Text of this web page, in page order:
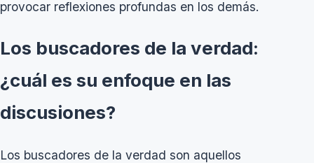
provocar reflexiones profundas en los demás.
Los buscadores de la verdad:
¿cuál es su enfoque en las
discusiones?
Los buscadores de la verdad son aquellos